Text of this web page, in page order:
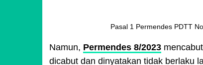
Pasal 1 Permendes PDTT
Namun, Permendes 8/2023
dicabut dan dinyatakan tidak berlaku